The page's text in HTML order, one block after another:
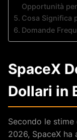
Opportunità
Cosa Significa
Domande
SpaceX
Dollari in
Secondo le
2026, SpaceX